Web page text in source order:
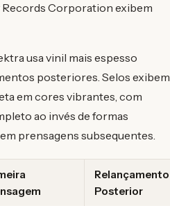
Records Corporation exibem
usa vinil mais espesso
posteriores. Selos
em cores vibrantes, com
ao invés de formas
prensagens subsequentes.
Relançamento
Posterior